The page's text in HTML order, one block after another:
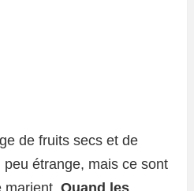
de fruits secs et de
étrange, mais ce sont